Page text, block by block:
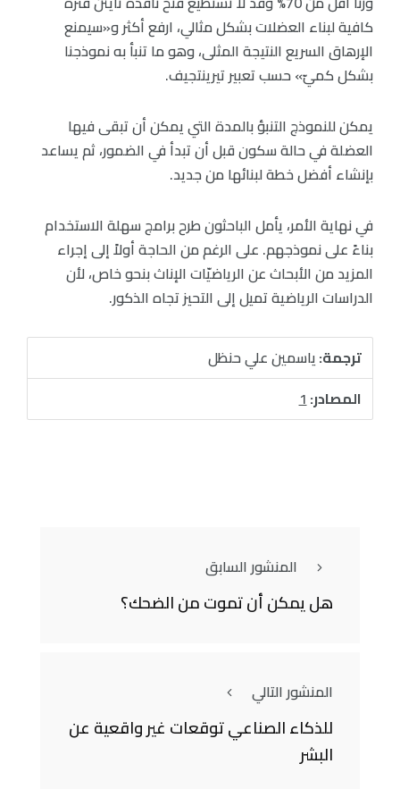
كافية لبناء العضلات بشكل مثالي، ارفع أكثر و«سيمنع
الإرهاق السريع النتيجة المثلى، وهو ما تنبأ به نموذجنا
بشكل كميّ» حسب تعبير تيرينتجيف.
يمكن للنموذج التنبؤ بالمدة التي يمكن أن تبقى فيها
العضلة في حالة سكون قبل أن تبدأ في الضمور، ثم يساعد
بإنشاء أفضل خطة لبنائها من جديد.
في نهاية الأمر، يأمل الباحثون طرح برامج سهلة الاستخدام
بناءً على نموذجهم. على الرغم من الحاجة أولاً إلى إجراء
المزيد من الأبحاث عن الرياضيّات الإناث بنحو خاص، لأن
الدراسات الرياضية تميل إلى التحيز تجاه الذكور.
ترجمة:ياسمين علي حنظل
المصادر:1
المنشور السابق
هل يمكن أن تموت من الضحك؟
المنشور التالي
للذكاء الصناعي توقعات غير واقعية عن
البشر